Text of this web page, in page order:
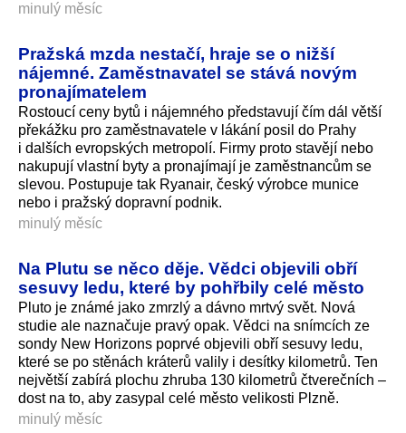
minulý měsíc
Pražská mzda nestačí, hraje se o nižší
nájemné. Zaměstnavatel se stává novým
pronajímatelem
Rostoucí ceny bytů i nájemného představují čím dál větší
překážku pro zaměstnavatele v lákání posil do Prahy
i dalších evropských metropolí. Firmy proto stavějí nebo
nakupují vlastní byty a pronajímají je zaměstnancům se
slevou. Postupuje tak Ryanair, český výrobce munice
nebo i pražský dopravní podnik.
minulý měsíc
Na Plutu se něco děje. Vědci objevili obří
sesuvy ledu, které by pohřbily celé město
Pluto je známé jako zmrzlý a dávno mrtvý svět. Nová
studie ale naznačuje pravý opak. Vědci na snímcích ze
sondy New Horizons poprvé objevili obří sesuvy ledu,
které se po stěnách kráterů valily i desítky kilometrů. Ten
největší zabírá plochu zhruba 130 kilometrů čtverečních –
dost na to, aby zasypal celé město velikosti Plzně.
minulý měsíc